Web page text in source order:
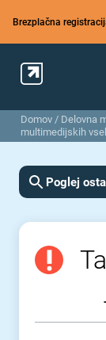
Brezplačna
Domov / Delovna
multimedijskih
Poglej